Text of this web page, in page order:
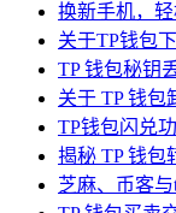
换新手机，
关于TP钱包
TP 钱包秘钥
关于 TP 钱包
TP钱包闪兑
揭秘 TP 钱包
芝麻、币客